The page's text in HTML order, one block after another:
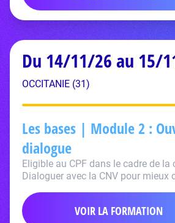
Du 14/11/26 au 15/
OCCITANIE (31)
Les bases | Module 2 :
dialogue
Eligible au CPF dans le cadre de la
Dialoguer avec la CNV pour mieux
VOIR LA FORMATION